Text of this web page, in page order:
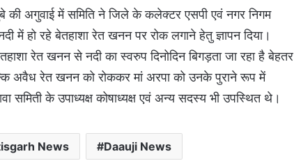
की अगुवाई में समिति ने जिले के कलेक्टर एसपी एवं नगर निगम
में हो रहे बेतहाशा रेत खनन पर रोक लगाने हेतु ज्ञापन दिया।
रेत खनन से नदी का स्वरुप दिनोदिन बिगड़ता जा रहा है बेहतर
अवैध रेत खनन को रोककर मां अरपा को उनके पुराने रूप में
के उपाध्यक्ष कोषाध्यक्ष एवं अन्य सदस्य भी उपस्थित थे।
News Daauji News